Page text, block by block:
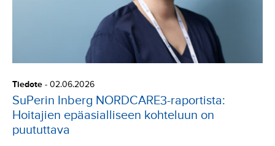
Tiedote - 02.06.2026
SuPerin Inberg NORDCARE3-raportista:
Hoitajien epäasialliseen kohteluun on
puututtava